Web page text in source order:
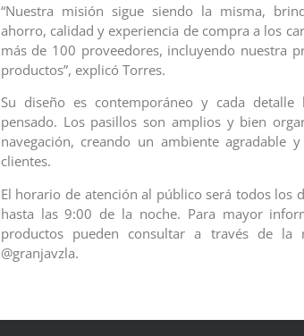
“Nuestra misión sigue siendo la misma,
ahorro, calidad y experiencia de compra a los
más de 100 proveedores, incluyendo nuestra
productos”, explicó Torres.
Su diseño es contemporáneo y cada detalle
pensado. Los pasillos son amplios y bien
navegación, creando un ambiente agradable
clientes.
El horario de atención al público será todos los
hasta las 9:00 de la noche. Para mayor
productos pueden consultar a través de la
@granjavzla.